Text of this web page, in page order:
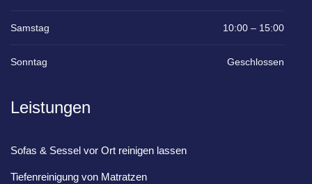
Samstag 10:00 – 15:00
Sonntag Geschlossen
Leistungen
Sofas & Sessel vor Ort reinigen lassen
Tiefenreinigung von Matratzen